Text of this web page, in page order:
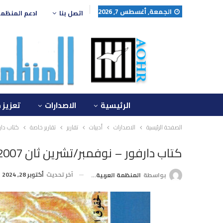
الجمعة, أغسطس 7, 2026 اتصل بنا ادعم
الرئيسية الاصدارات
الصفحة الرئيسية الاصدارات أدبيات تقارير تقارير خاصة كتاب
كتاب دارفور – نوفمبر/تشرين ثان 2007
بواسطة المنظمة العربية لحقوق الإنسان آخر تحديث أكتوبر 28, 2024